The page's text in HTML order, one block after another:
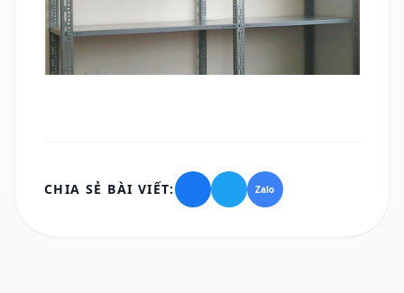
CHIA SẺ BÀI VIẾT: Zalo